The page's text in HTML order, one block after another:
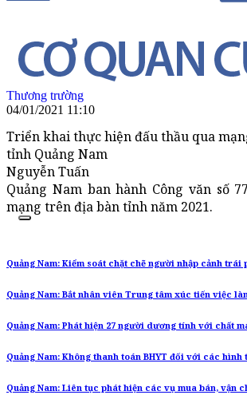
Thương trường
04/01/2021 11:10
Triển khai thực hiện đấu thầu qua
tỉnh Quảng Nam
Nguyễn Tuấn
Quảng Nam ban hành Công văn số
mạng trên địa bàn tỉnh năm 2021.
Quảng Nam: Kiểm soát chặt chẽ người nhập cảnh trái
Quảng Nam: Bắt nhân viên Trung tâm xúc tiến việc
Quảng Nam: Phát hiện 27 người dương tính với chất
Quảng Nam: Không thanh toán BHYT đối với các
Quảng Nam: Liên tục phát hiện các vụ mua bán, vận